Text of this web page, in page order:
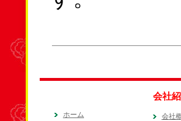
ホーム
会社
会社